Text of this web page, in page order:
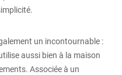
un incontournable :
aussi bien à la maison
Associée à un